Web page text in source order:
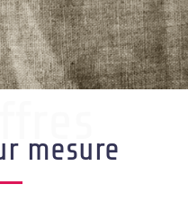
mesure